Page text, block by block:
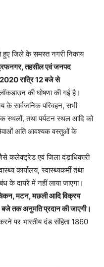
जिले के समस्त नगरी निकाय
तहसील एवं जनपद
रात्रि 12 बजे से
की घोषणा की गई है।
के सार्वजनिक परिवहन, सभी
स्थलों, तथा पर्यटन स्थल आदि को
सेवाओं अति आवश्यक वस्तुओं के
एवं जिला दंडाधिकारी
कार्यालय, स्वास्थ्यकर्मी तथा
के दायरे में नहीं लाया जाएगा।
मटन, मछली आदि विक्रय
तक अनुमति प्रदान की जाएगी।
पर भारतीय दंड संहिता 1860